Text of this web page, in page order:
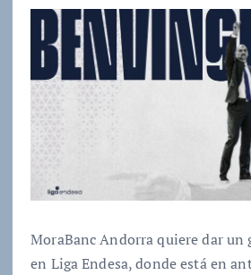
MoraBanc Andorra quiere dar un
en Liga Endesa, donde está en